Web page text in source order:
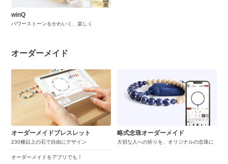
winQ
パワーストーンをかわいく、楽しく
オーダーメイド
オーダーメイドブレスレット
230種以上の石で自由にデザイン
オーダーメイドをアプリでも！
略式念珠オーダーメイド
大切な人への祈りを、オリジナルの念珠に